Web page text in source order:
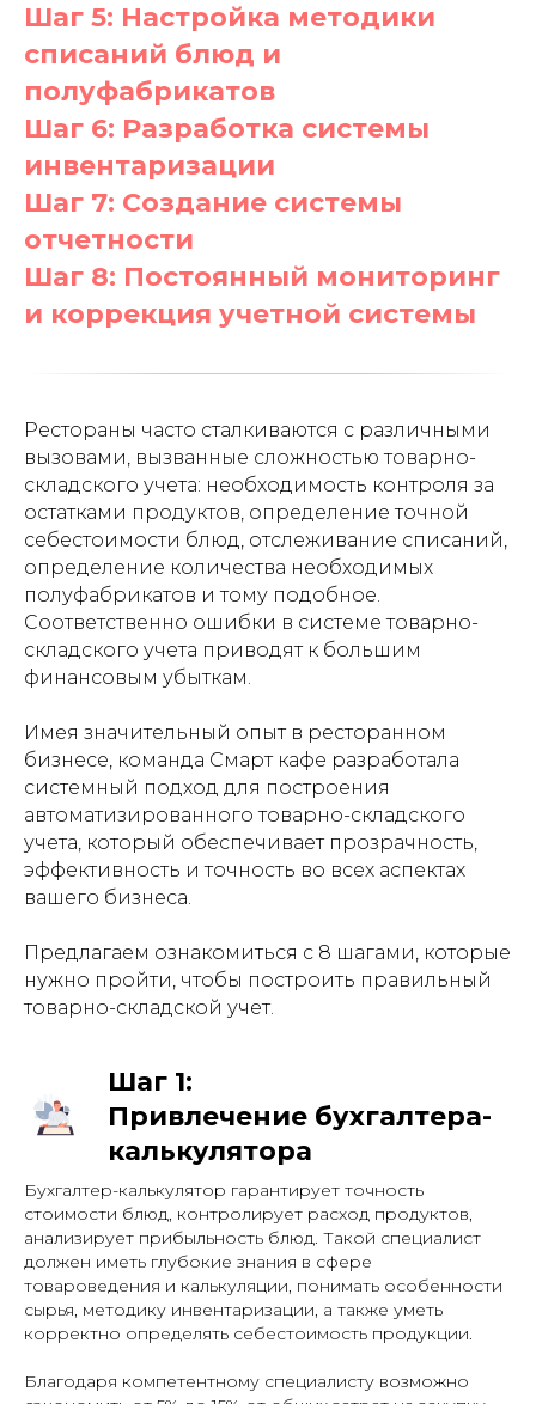
Шаг 5: Настройка методики
списаний блюд и
полуфабрикатов
Шаг 6: Разработка системы
инвентаризации
Шаг 7: Создание системы
отчетности
Шаг 8: Постоянный мониторинг
и коррекция учетной системы
Рестораны часто сталкиваются с различными
вызовами, вызванные сложностью товарно-
складского учета: необходимость контроля за
остатками продуктов, определение точной
себестоимости блюд, отслеживание списаний,
определение количества необходимых
полуфабрикатов и тому подобное.
Соответственно ошибки в системе товарно-
складского учета приводят к большим
финансовым убыткам.
Имея значительный опыт в ресторанном
бизнесе, команда Смарт кафе разработала
системный подход для построения
автоматизированного товарно-складского
учета, который обеспечивает прозрачность,
эффективность и точность во всех аспектах
вашего бизнеса.
Предлагаем ознакомиться с 8 шагами, которые
нужно пройти, чтобы построить правильный
товарно-складской учет.
Шаг 1:
Привлечение бухгалтера-
калькулятора
Бухгалтер-калькулятор гарантирует точность
стоимости блюд, контролирует расход продуктов,
анализирует прибыльность блюд. Такой специалист
должен иметь глубокие знания в сфере
товароведения и калькуляции, понимать особенности
сырья, методику инвентаризации, а также уметь
корректно определять себестоимость продукции.
Благодаря компетентному специалисту возможно